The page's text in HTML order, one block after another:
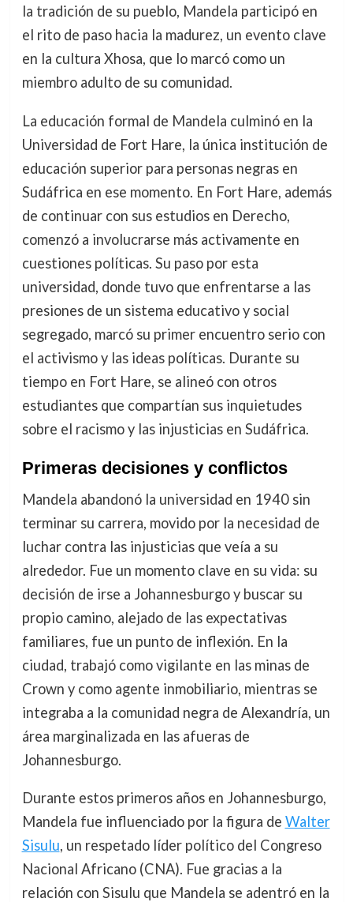
la tradición de su pueblo, Mandela participó en
el rito de paso hacia la madurez, un evento clave
en la cultura Xhosa, que lo marcó como un
miembro adulto de su comunidad.
La educación formal de Mandela culminó en la
Universidad de Fort Hare, la única institución de
educación superior para personas negras en
Sudáfrica en ese momento. En Fort Hare, además
de continuar con sus estudios en Derecho,
comenzó a involucrarse más activamente en
cuestiones políticas. Su paso por esta
universidad, donde tuvo que enfrentarse a las
presiones de un sistema educativo y social
segregado, marcó su primer encuentro serio con
el activismo y las ideas políticas. Durante su
tiempo en Fort Hare, se alineó con otros
estudiantes que compartían sus inquietudes
sobre el racismo y las injusticias en Sudáfrica.
Primeras decisiones y conflictos
Mandela abandonó la universidad en 1940 sin
terminar su carrera, movido por la necesidad de
luchar contra las injusticias que veía a su
alrededor. Fue un momento clave en su vida: su
decisión de irse a Johannesburgo y buscar su
propio camino, alejado de las expectativas
familiares, fue un punto de inflexión. En la
ciudad, trabajó como vigilante en las minas de
Crown y como agente inmobiliario, mientras se
integraba a la comunidad negra de Alexandría, un
área marginalizada en las afueras de
Johannesburgo.
Durante estos primeros años en Johannesburgo,
Mandela fue influenciado por la figura de Walter
Sisulu, un respetado líder político del Congreso
Nacional Africano (CNA). Fue gracias a la
relación con Sisulu que Mandela se adentró en la